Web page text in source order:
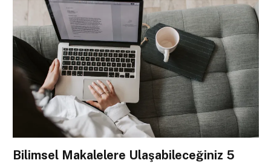
Bilimsel Makalelere Ulaşabileceğiniz 5